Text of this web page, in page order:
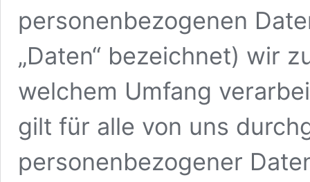
personenbezogenen
„Daten“ bezeichnet) wir
welchem Umfang
gilt für alle von uns
personenbezogener